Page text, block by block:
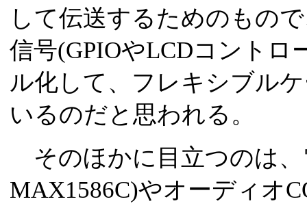
して伝送するためのもの
信号(GPIOやLCDコント
ル化して、フレキシブル
いるのだと思われる。
そのほかに目立つのは、
MAX1586C)やオーディオ